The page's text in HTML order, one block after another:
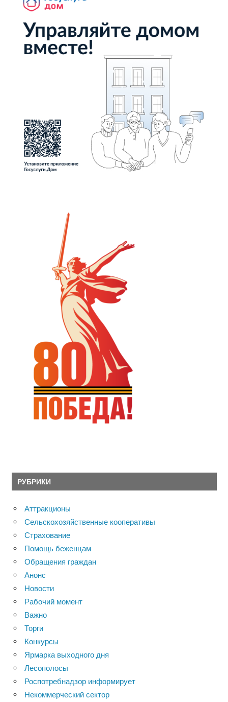
РУБРИКИ
Аттракционы
Сельскохозяйственные кооперативы
Страхование
Помощь беженцам
Обращения граждан
Анонс
Новости
Рабочий момент
Важно
Торги
Конкурсы
Ярмарка выходного дня
Лесополосы
Роспотребнадзор информирует
Некоммерческий сектор